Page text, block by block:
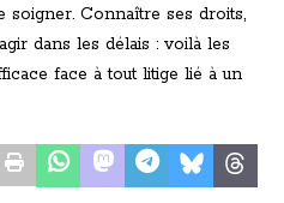
soigner. Connaître ses droits,
dans les délais : voilà les
face à tout litige lié à un